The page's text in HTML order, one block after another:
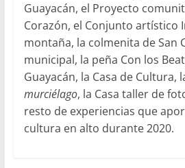
Guayacán, el Proyecto
Corazón, el Conjunto artístico
montaña, la colmenita de San
municipal, la peña Con los
Guayacán, la Casa de Cultura,
murciélago, la Casa taller de
resto de experiencias que
cultura en alto durante 2020.